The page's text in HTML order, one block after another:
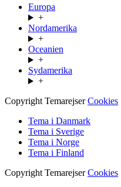
Europa
+
Nordamerika
+
Oceanien
+
Sydamerika
+
Copyright TemarejserCookies
Tema i Danmark
Tema i Sverige
Tema i Norge
Tema i Finland
Copyright TemarejserCookies